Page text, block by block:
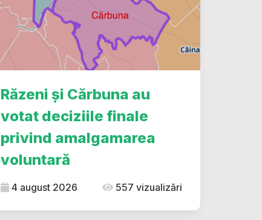
Răzeni și Cărbuna au
votat deciziile finale
privind amalgamarea
voluntară
4 august 2026 557 vizualizări